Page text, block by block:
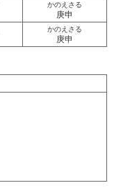
かのえさる
庚申
かのえさる
庚申